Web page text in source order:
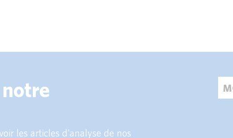
les articles d'analyse de nos